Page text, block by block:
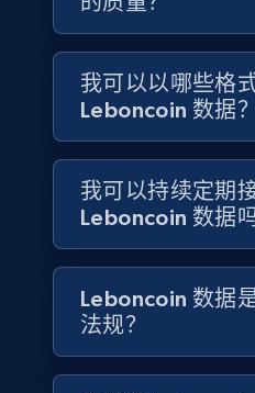
4.1K+ 303+
Instagram - Reels
URL, User posted,
comments, Date posted,
more.
3.7K+ 436+
我可以以哪些格
Leboncoin 数据？
我可以持续定期
Leboncoin 数据吗
Leboncoin 数据
法规？